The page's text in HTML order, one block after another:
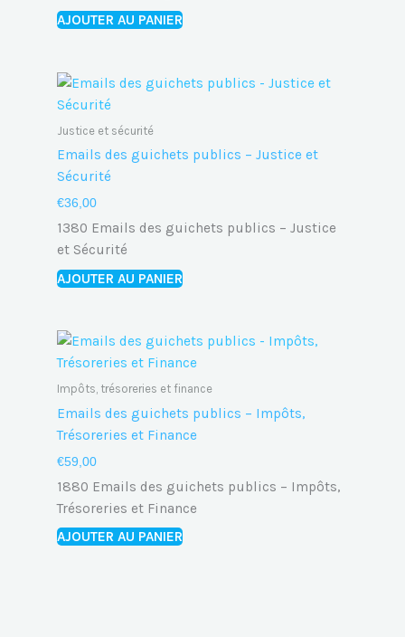
AJOUTER AU PANIER
Justice et sécurité
Emails des guichets publics – Justice et
Sécurité
€36,00
1380 Emails des guichets publics – Justice
et Sécurité
AJOUTER AU PANIER
Impôts, trésoreries et finance
Emails des guichets publics – Impôts,
Trésoreries et Finance
€59,00
1880 Emails des guichets publics – Impôts,
Trésoreries et Finance
AJOUTER AU PANIER